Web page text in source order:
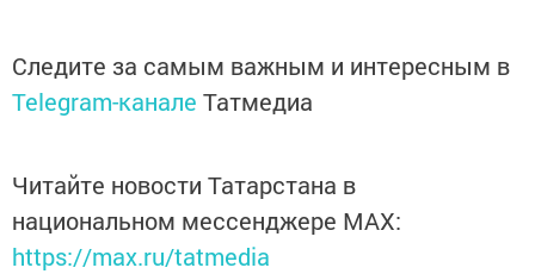
Следите за самым важным и интересным в
Telegram-канале Татмедиа
Читайте новости Татарстана в
национальном мессенджере MАХ:
https://max.ru/tatmedia